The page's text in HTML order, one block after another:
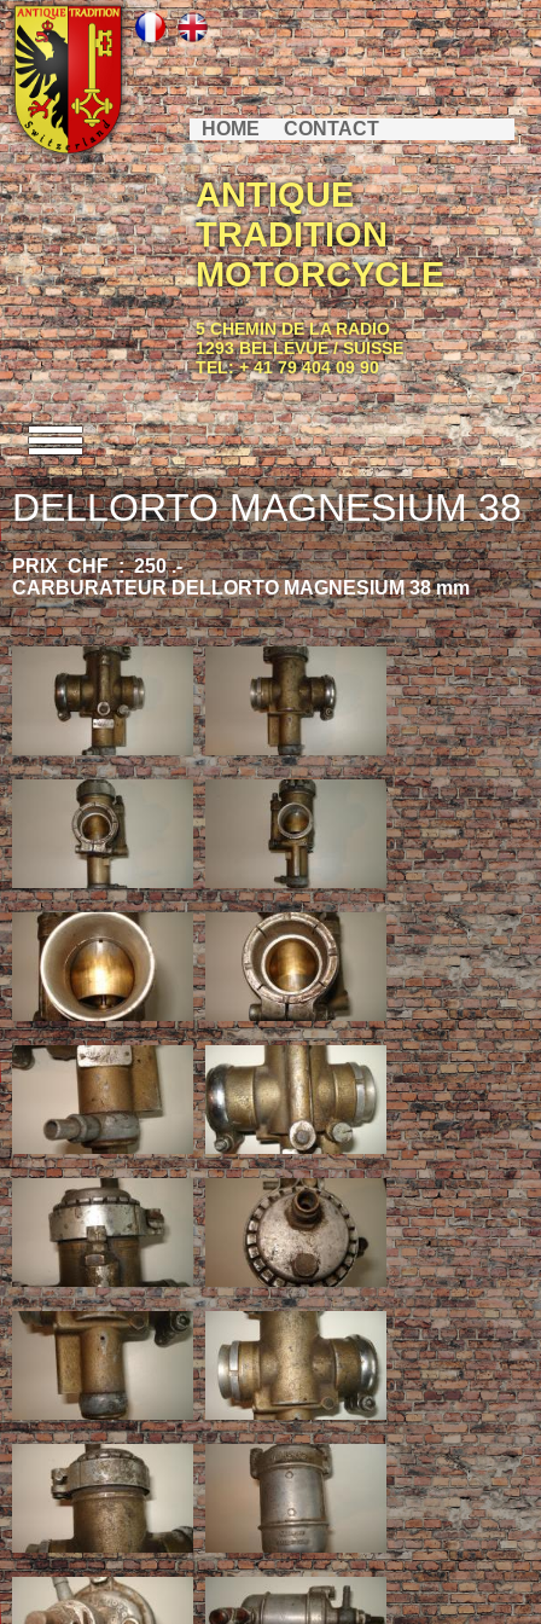
HOME CONTACT
ANTIQUE
TRADITION
MOTORCYCLE
5 CHEMIN DE LA RADIO
1293 BELLEVUE / SUISSE
TEL: + 41 79 404 09 90
DELLORTO MAGNESIUM 38
PRIX CHF : 250 .-
CARBURATEUR DELLORTO MAGNESIUM 38 mm